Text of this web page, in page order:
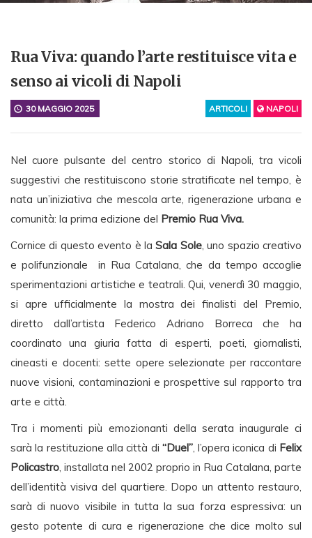
Rua Viva: quando l’arte restituisce vita e
senso ai vicoli di Napoli
ARTICOLI NAPOLI
30 MAGGIO 2025
Nel cuore pulsante del centro storico di Napoli, tra vicoli
suggestivi che restituiscono storie stratificate nel tempo, è
nata un’iniziativa che mescola arte, rigenerazione urbana e
comunità: la prima edizione del Premio Rua Viva.
Cornice di questo evento è laSala Sole, uno spazio creativo
e polifunzionale in Rua Catalana, che da tempo accoglie
sperimentazioni artistiche e teatrali. Qui, venerdì 30 maggio,
si apre ufficialmente la mostra dei finalisti del Premio,
diretto dall’artista Federico Adriano Borreca che ha
coordinato una giuria fatta di esperti, poeti, giornalisti,
cineasti e docenti: sette opere selezionate per raccontare
nuove visioni, contaminazioni e prospettive sul rapporto tra
arte e città.
Tra i momenti più emozionanti della serata inaugurale ci
sarà la restituzione alla città di “Duel”, l’opera iconica di Felix
Policastro, installata nel 2002 proprio in Rua Catalana, parte
dell’identità visiva del quartiere. Dopo un attento restauro,
sarà di nuovo visibile in tutta la sua forza espressiva: un
gesto potente di cura e rigenerazione che dice molto sul